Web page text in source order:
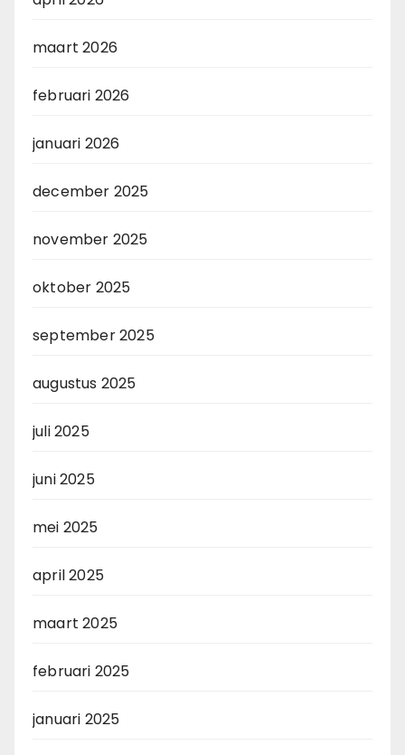
maart 2026
februari 2026
januari 2026
december 2025
november 2025
oktober 2025
september 2025
augustus 2025
juli 2025
juni 2025
mei 2025
april 2025
maart 2025
februari 2025
januari 2025